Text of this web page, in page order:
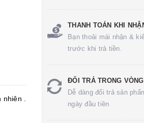
.
THANH TOÁN KHI
Bạn thoải mái nhận &
trước khi trả tiền.
ĐỔI TRẢ TRONG
Dễ dàng đổi trả sản
ngày đầu tiên